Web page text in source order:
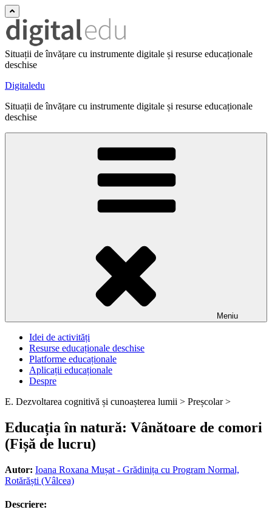
Situații de învățare cu instrumente digitale și resurse educaționale
deschise
Digitaledu
Situații de învățare cu instrumente digitale și resurse educaționale
deschise
Meniu
Idei de activități
Resurse educaționale deschise
Platforme educaționale
Aplicații educaționale
Despre
E. Dezvoltarea cognitivă și cunoașterea lumii > Preșcolar >
Educația în natură: Vânătoare de comori
(Fișă de lucru)
Autor: Ioana Roxana Mușat - Grădinița cu Program Normal,
Rotărăști (Vâlcea)
Descriere: